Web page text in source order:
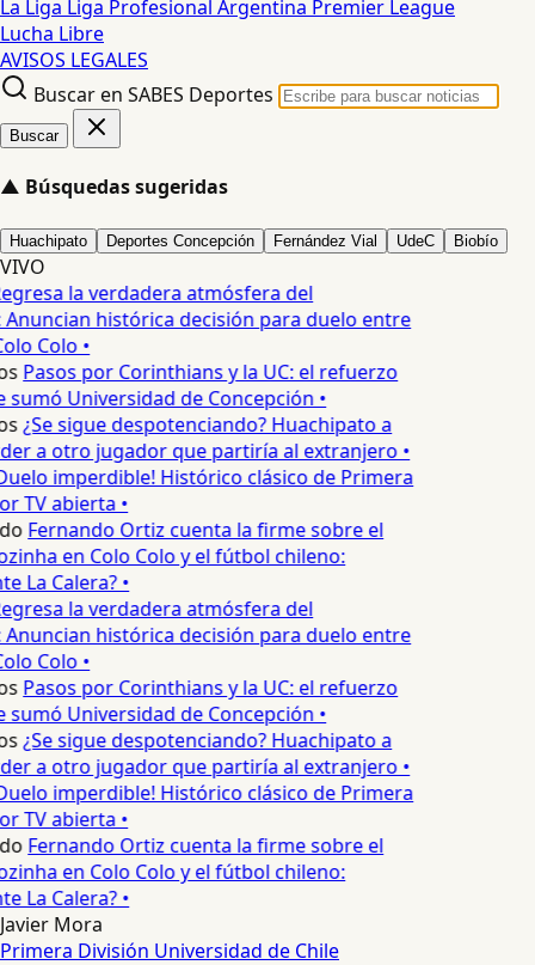
La Liga Liga Profesional Argentina Premier League
Lucha Libre
AVISOS LEGALES
Buscar en SABES Deportes
Buscar
▲ Búsquedas sugeridas
Huachipato Deportes Concepción Fernández Vial UdeC Biobío
VIVO
la verdadera atmósfera del
histórica decisión para duelo entre
Colo •
Pasos por Corinthians y la UC: el refuerzo
Universidad de Concepción •
¿Se sigue despotenciando? Huachipato a
a otro jugador que partiría al extranjero •
imperdible! Histórico clásico de Primera
TV abierta •
Fernando Ortiz cuenta la firme sobre el
en Colo Colo y el fútbol chileno:
La Calera? •
la verdadera atmósfera del
histórica decisión para duelo entre
Colo •
Pasos por Corinthians y la UC: el refuerzo
Universidad de Concepción •
¿Se sigue despotenciando? Huachipato a
a otro jugador que partiría al extranjero •
imperdible! Histórico clásico de Primera
TV abierta •
Fernando Ortiz cuenta la firme sobre el
en Colo Colo y el fútbol chileno:
La Calera? •
Javier Mora
Primera División Universidad de Chile